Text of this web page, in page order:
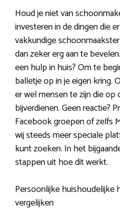
Houd je niet van
investeren in de dingen die
vakkundige
dan zeker erg aan te
een hulp in huis? Om te
balletje op in je eigen kring.
er wel mensen te zijn die op
bijverdienen. Geen reactie?
Facebook groepen of zelfs
wij steeds meer speciale
kunt zoeken. In het
stappen uit hoe dit werkt.
Persoonlijke huishoudelijke
vergelijken